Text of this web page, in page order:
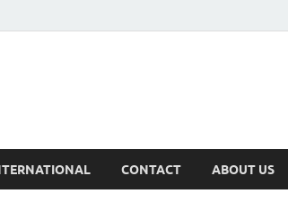
CONTACT ABOUT US